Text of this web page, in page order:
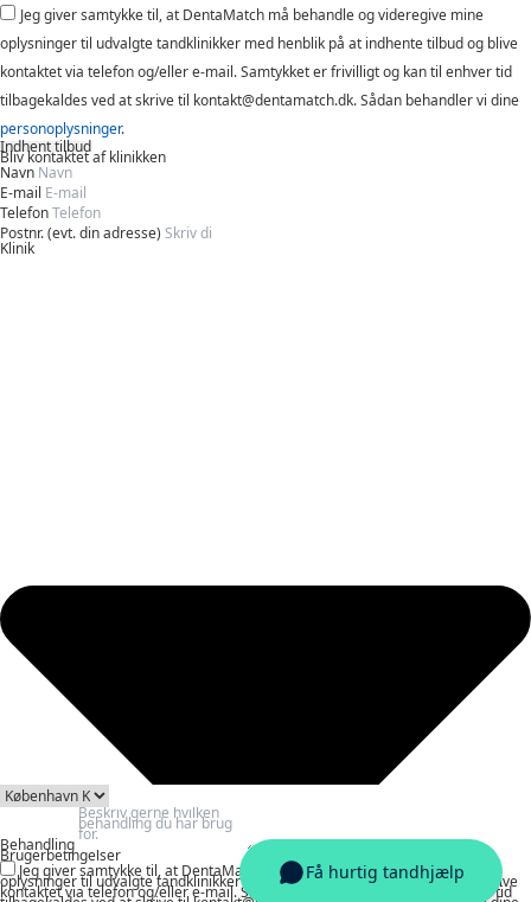
Jeg giver samtykke til, at DentaMatch må behandle og videregive mine
oplysninger til udvalgte tandklinikker med henblik på at indhente tilbud og blive
kontaktet via telefon og/eller e-mail. Samtykket er frivilligt og kan til enhver tid
tilbagekaldes ved at skrive til kontakt@dentamatch.dk. Sådan behandler vi dine
personoplysninger.
Indhent tilbud
Bliv kontaktet af klinikken
Navn
E-mail
Telefon
Postnr. (evt. din adresse)
Klinik
Behandling
Brugerbetingelser
Jeg giver samtykke til, at DentaMatch må behandle og videregive mine
oplysninger til udvalgte tandklinikker med henblik på at indhente tilbud og blive
kontaktet via telefon og/eller e-mail. Samtykket er frivilligt og kan til enhver tid